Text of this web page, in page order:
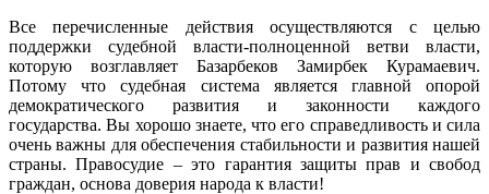
Все перечисленные действия осуществляются с целью
поддержки судебной власти-полноценной ветви власти,
которую возглавляет Базарбеков Замирбек Курамаевич.
Потому что судебная система является главной опорой
демократического развития и законности каждого
государства. Вы хорошо знаете, что его справедливость и сила
очень важны для обеспечения стабильности и развития нашей
страны. Правосудие – это гарантия защиты прав и свобод
граждан, основа доверия народа к власти!